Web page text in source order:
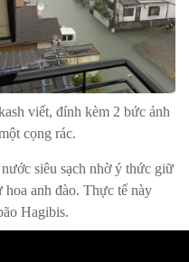
viết, đính kèm 2 bức ảnh
cọng rác.
siêu sạch nhờ ý thức giữ
anh đào. Thực tế này
Hagibis.